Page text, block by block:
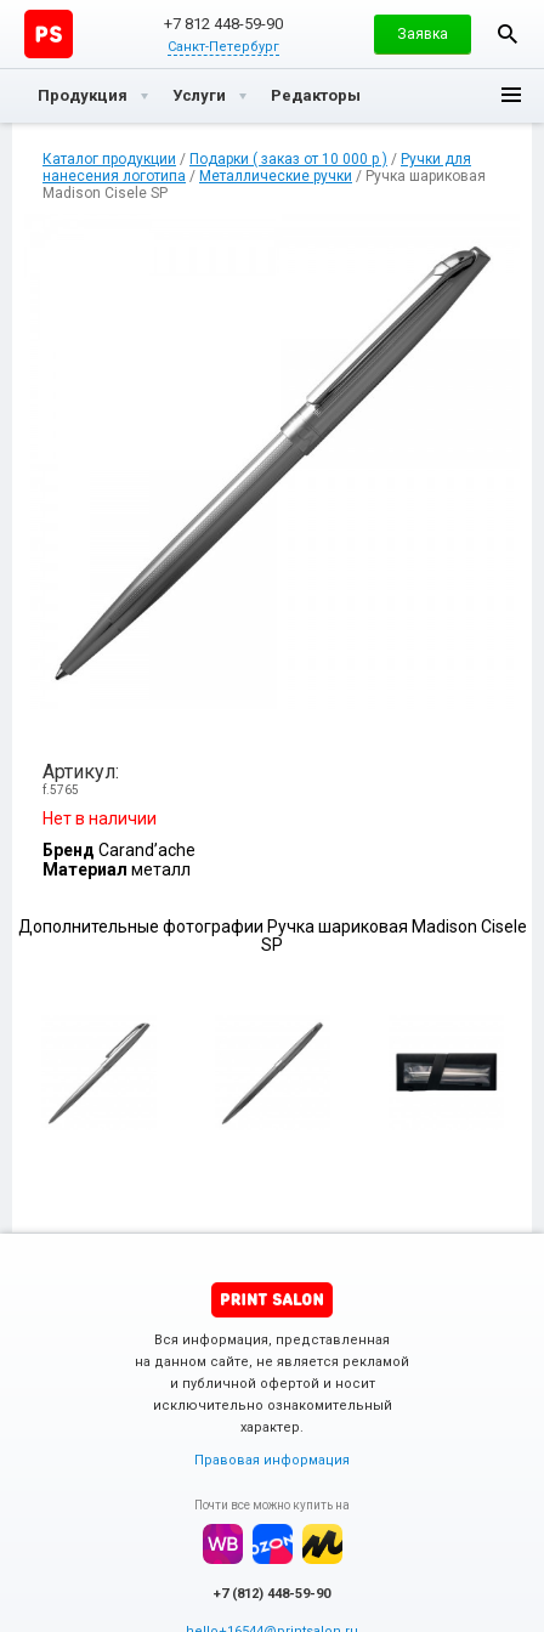
+7 812 448-59-90
Санкт-Петербург
Заявка
Продукция Услуги Редакторы
Каталог продукции / Подарки ( заказ от 10 000 р ) / Ручки для
нанесения логотипа / Металлические ручки / Ручка шариковая
Madison Cisele SP
Артикул:
f.5765
Нет в наличии
Бренд Carand’ache
Материал металл
Дополнительные фотографии Ручка шариковая Madison Cisele
SP
Вся информация, представленная
на данном сайте, не является рекламой
и публичной офертой и носит
исключительно ознакомительный
характер.
Правовая информация
Почти все можно купить на
+7 (812) 448-59-90